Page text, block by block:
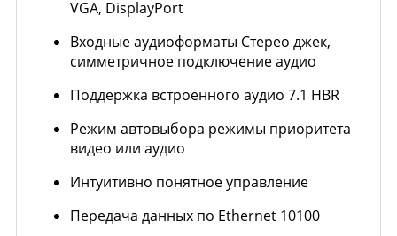
VGA, DisplayPort
Входные аудиоформаты Стерео джек,
симметричное подключение аудио
Поддержка встроенного аудио 7.1 HBR
Режим автовыбора режимы приоритета
видео или аудио
Интуитивно понятное управление
Передача данных по Ethernet 10100